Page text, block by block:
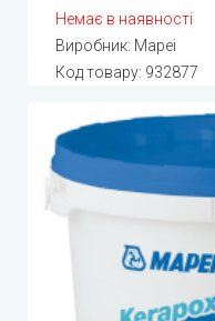
Немає в наявності
Виробник: Mapei
Код товару: 932877